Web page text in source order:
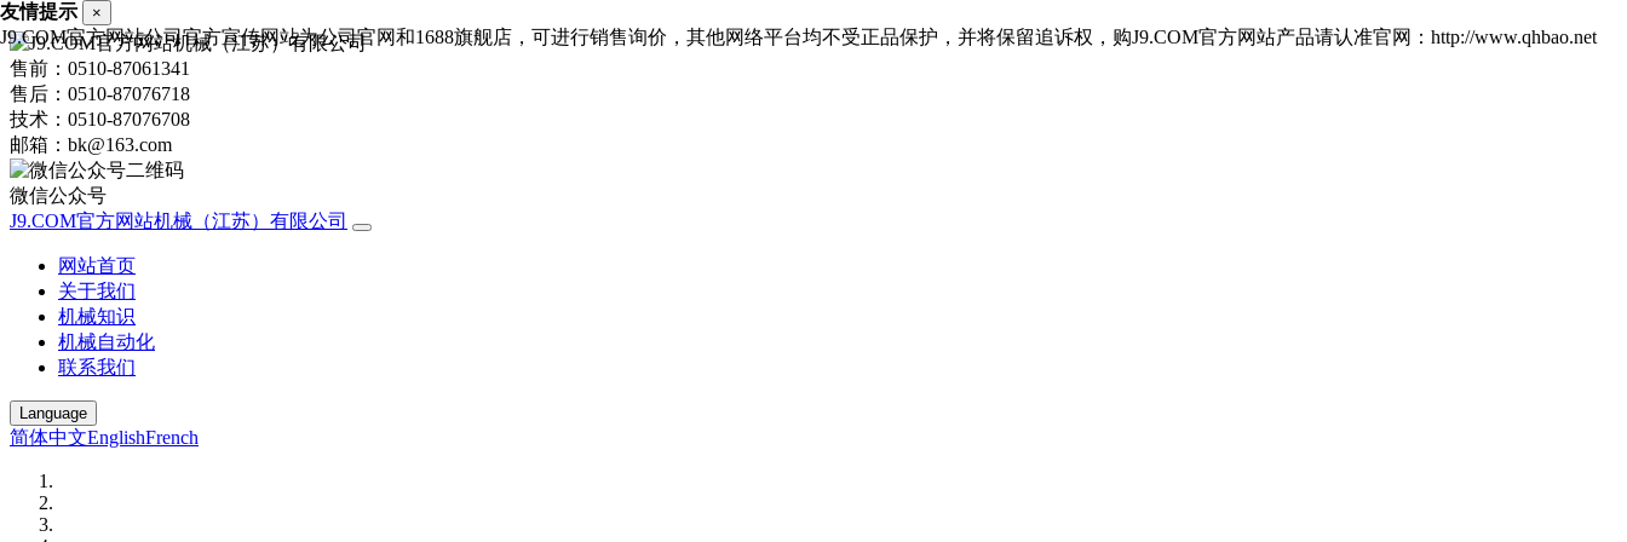
售前：0510-87061341
售后：0510-87076718
技术：0510-87076708
邮箱：bk@163.com
微信公众号
J9.COM官方网站机械（江苏）有限公司
网站首页
关于我们
机械知识
机械自动化
联系我们
Language
简体中文EnglishFrench
友情提示 ×
J9.COM官方网站公司官方宣传网站为公司官网和1688旗舰店，可进行销售询价，其他网络平台均不受正品保护，并将保留追诉权，购J9.COM官方网站产品请认准官网：http://www.qhbao.net